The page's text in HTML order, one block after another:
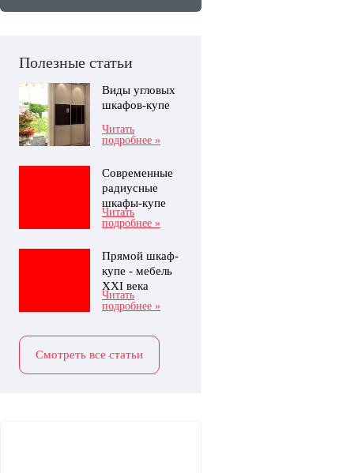
Полезные статьи
Виды угловых
шкафов-купе
Читать
подробнее »
Современные
радиусные
шкафы-купе
Читать
подробнее »
Прямой шкаф-
купе - мебель
XXI века
Читать
подробнее »
Смотреть все статьи